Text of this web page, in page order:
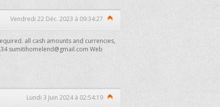
Vendredi 22 Déc. 2023 à 09:34:27
all cash amounts and currencies,
sumitihomelend@gmail.com Web
Lundi 3 Juin 2024 à 02:54:19